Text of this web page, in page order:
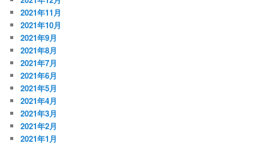
2021年11月
2021年10月
2021年9月
2021年8月
2021年7月
2021年6月
2021年5月
2021年4月
2021年3月
2021年2月
2021年1月